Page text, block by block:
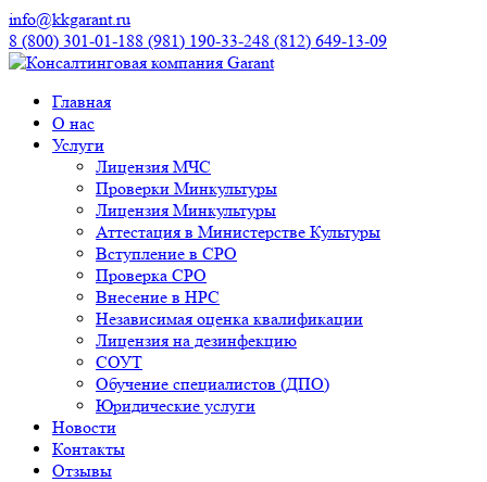
info@kkgarant.ru
8 (800) 301-01-188 (981) 190-33-248 (812) 649-13-09
Главная
О нас
Услуги
Лицензия МЧС
Проверки Минкультуры
Лицензия Минкультуры
Аттестация в Министерстве Культуры
Вступление в СРО
Проверка СРО
Внесение в НРС
Независимая оценка квалификации
Лицензия на дезинфекцию
СОУТ
Обучение специалистов (ДПО)
Юридические услуги
Новости
Контакты
Отзывы